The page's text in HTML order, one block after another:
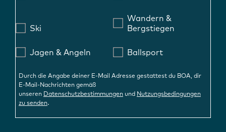
Ski
Wandern &
Bergstiegen
Jagen & Angeln Ballsport
Durch die Angabe deiner E-Mail Adresse gestattest du BOA, dir
E-Mail-Nachrichten gemäß
unseren Datenschutzbestimmungen und Nutzungsbedingungen
zu senden.